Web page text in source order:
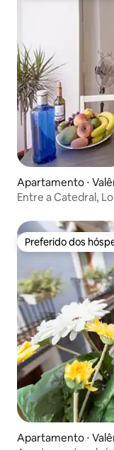
Apartamento ⋅
Entre a Catedral,
Preferido dos
Preferido dos
Apartamento ⋅